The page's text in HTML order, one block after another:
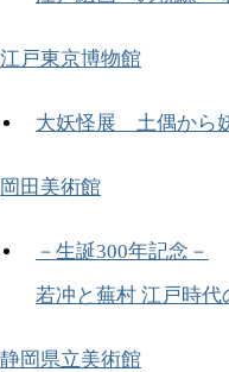
江戸東京博物館
大妖怪展 土偶から
岡田美術館
－生誕300年記念－
若冲と蕪村 江戸時代
静岡県立美術館